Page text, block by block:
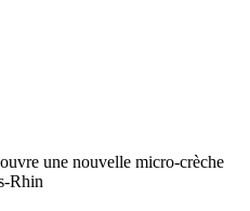
une nouvelle micro-crèche
Rhin